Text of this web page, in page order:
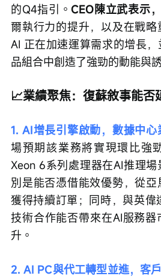
的Q4指引。CEO陳立武表示，
爾執行力的提升，以及在戰略
AI 正在加速運算需求的增長
品組合中創造了強勁的動能與
📈業績聚焦：復蘇敘事能否
1. AI增長引擎啟動，數據中心
場預期該業務將實現環比強
Xeon 6系列處理器在AI推理
別是能否憑借能效優勢，從
獲得持續訂單；同時，與英偉
技術合作能否帶來在AI服務
升。
2. AI PC與代工轉型並進，客